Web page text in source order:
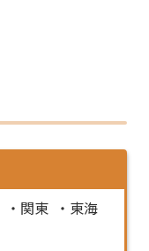
関東
東海